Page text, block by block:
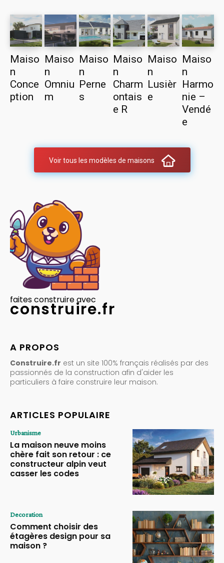
Maiso
n
Conce
ption
Maiso
n
Omniu
m
Maiso
n
Perne
s
Maiso
n
Charm
ontais
e R
Maiso
n
Lusièr
e
Maiso
n
Harmo
nie –
Vendé
e
Voir tous les modèles de maisons
faites construire avec
construire.fr
A PROPOS
Construire.fr est un site 100% français réalisés par des
passionnés de la construction afin d'aider les
particuliers à faire construire leur maison.
ARTICLES POPULAIRE
Urbanisme
La maison neuve moins
chère fait son retour : ce
constructeur alpin veut
casser les codes
Decoration
Comment choisir des
étagères design pour sa
maison ?